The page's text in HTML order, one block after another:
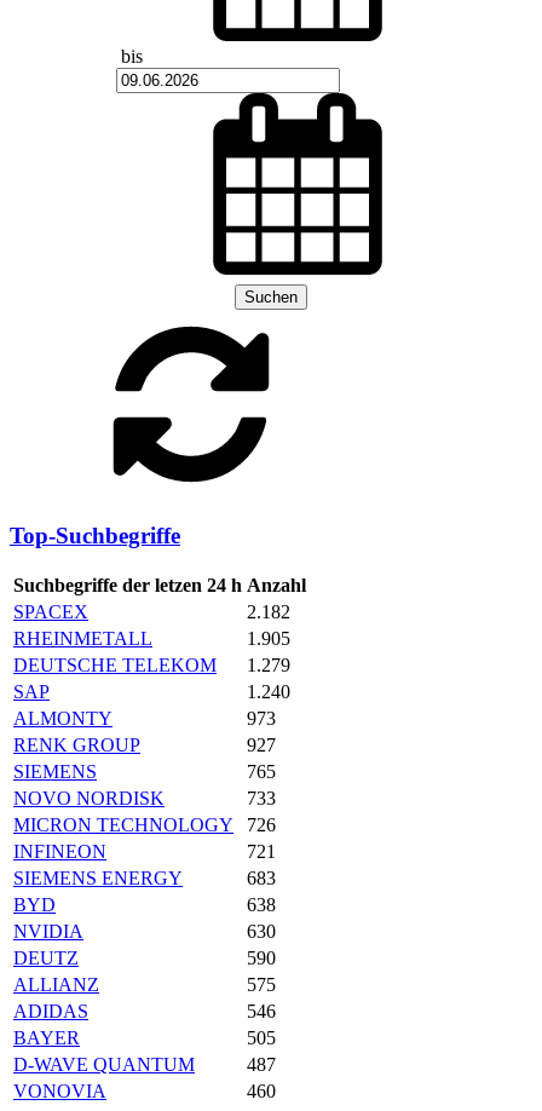
bis
Suchen
Top-Suchbegriffe
Suchbegriffe der letzen 24 h Anzahl
SPACEX
2.182
RHEINMETALL
1.905
DEUTSCHE TELEKOM
1.279
SAP
1.240
ALMONTY
973
RENK GROUP
927
SIEMENS
765
NOVO NORDISK
733
MICRON TECHNOLOGY
726
INFINEON
721
SIEMENS ENERGY
683
BYD
638
NVIDIA
630
DEUTZ
590
ALLIANZ
575
ADIDAS
546
BAYER
505
D-WAVE QUANTUM
487
VONOVIA
460